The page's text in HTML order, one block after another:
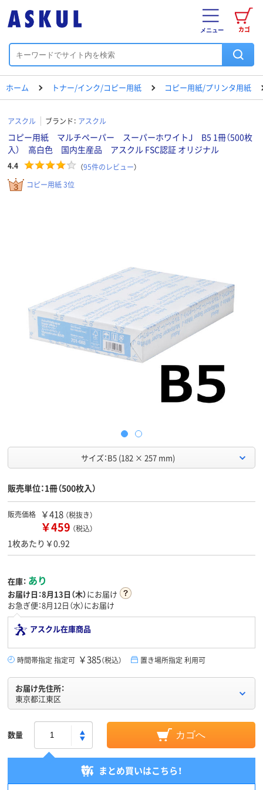
カゴ
メニュー
ホーム トナー/インク/コピー用紙 コピー用紙/プリンタ用紙
アスクル ブランド： アスクル
コピー用紙 マルチペーパー スーパーホワイトJ B5 1冊（500枚
入） 高白色 国内生産品 アスクル FSC認証 オリジナル
4.4 （95件のレビュー）
コピー用紙 3位
サイズ：B5 (182 × 257 mm)
販売単位：1冊（500枚入）
販売価格 ￥418 （税抜き）
￥459 （税込）
1枚あたり￥0.92
在庫： あり
お届け日：8月13日（木）にお届け
お急ぎ便：8月12日（水）にお届け
アスクル在庫商品
時間帯指定 指定可 ￥385（税込） 置き場所指定 利用可
お届け先住所：
東京都江東区
数量 カゴへ
まとめ買いはこちら！